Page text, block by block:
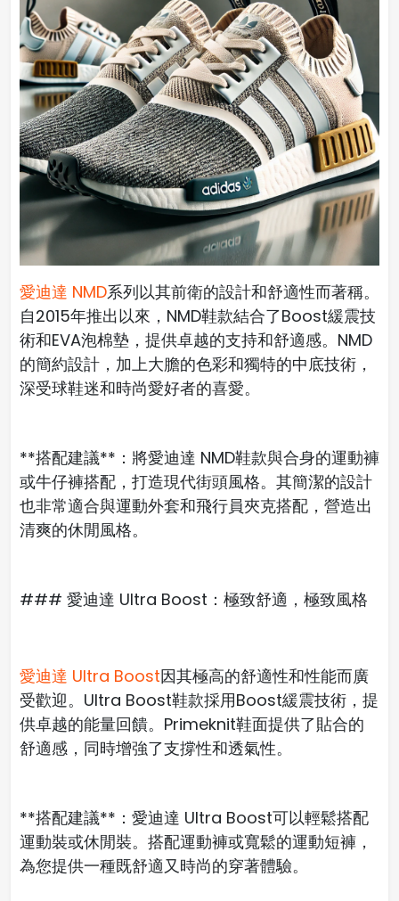
愛迪達 NMD系列以其前衛的設計和舒適性而著稱。
自2015年推出以來，NMD鞋款結合了Boost緩震技
術和EVA泡棉墊，提供卓越的支持和舒適感。NMD
的簡約設計，加上大膽的色彩和獨特的中底技術，
深受球鞋迷和時尚愛好者的喜愛。
**搭配建議**：將愛迪達 NMD鞋款與合身的運動褲
或牛仔褲搭配，打造現代街頭風格。其簡潔的設計
也非常適合與運動外套和飛行員夾克搭配，營造出
清爽的休閒風格。
### 愛迪達 Ultra Boost：極致舒適，極致風格
愛迪達 Ultra Boost因其極高的舒適性和性能而廣
受歡迎。Ultra Boost鞋款採用Boost緩震技術，提
供卓越的能量回饋。Primeknit鞋面提供了貼合的
舒適感，同時增強了支撐性和透氣性。
**搭配建議**：愛迪達 Ultra Boost可以輕鬆搭配
運動裝或休閒裝。搭配運動褲或寬鬆的運動短褲，
為您提供一種既舒適又時尚的穿著體驗。